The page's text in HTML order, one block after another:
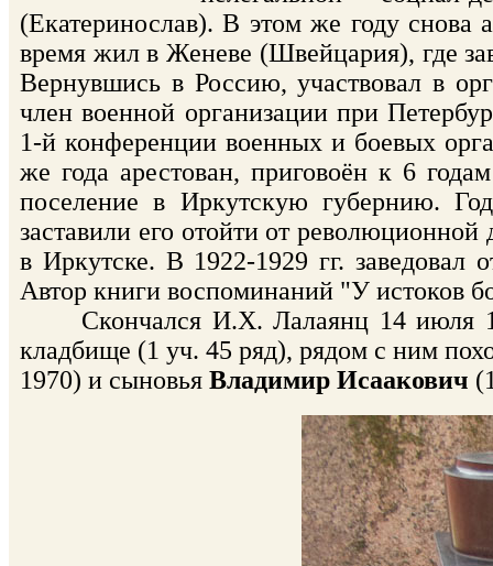
(Екатеринослав). В этом же году снова
время жил в Женеве (Швейцария), где
Вернувшись в Россию, участвовал в
член военной организации при
1-й конференции военных и боевых
же года арестован, приговоён к 6
поселение в Иркутскую губернию.
заставили его отойти от
в Иркутске. В 1922-1929 гг. заведовал
Автор книги воспоминаний "У истоков
Скончался И.Х. Лалаянц 14 июля
кладбище (1 уч. 45 ряд), рядом с ним
1970) и сыновья Владимир Исаакович